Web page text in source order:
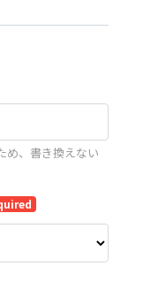
め、書き換えない